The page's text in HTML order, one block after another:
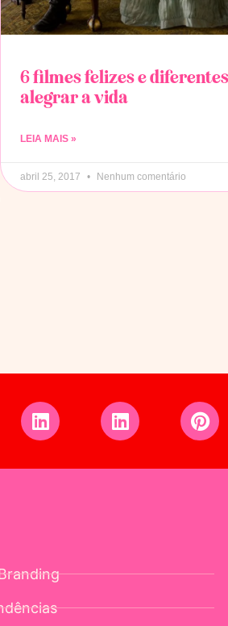
6 filmes felizes e
alegrar a vida
LEIA MAIS »
abril 25, 2017 Nenhum comentário